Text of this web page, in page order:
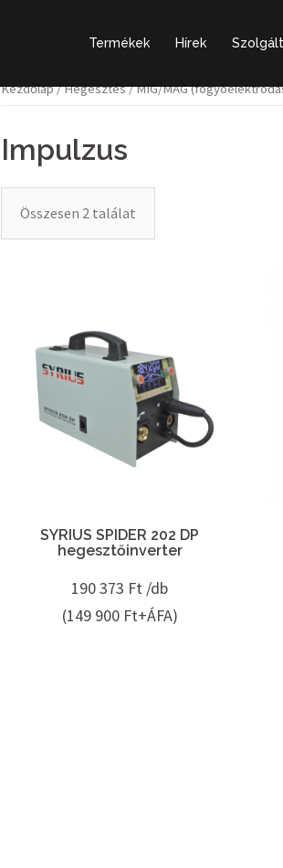
Termékek Hírek
Kezdőlap/Hegesztés/MIG/MAG
Impulzus
Összesen 2 találat
SYRIUS SPIDER 202 DP
hegesztőinverter
190 373 Ft /db
(149 900 Ft+ÁFA)